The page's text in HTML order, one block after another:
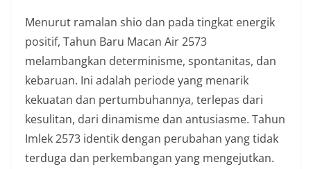
Menurut ramalan shio dan pada tingkat energik
positif, Tahun Baru Macan Air 2573
melambangkan determinisme, spontanitas, dan
kebaruan. Ini adalah periode yang menarik
kekuatan dan pertumbuhannya, terlepas dari
kesulitan, dari dinamisme dan antusiasme. Tahun
Imlek 2573 identik dengan perubahan yang tidak
terduga dan perkembangan yang mengejutkan.